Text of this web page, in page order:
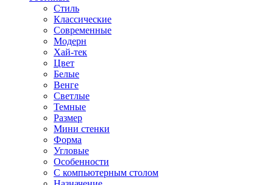
Стиль
Классические
Современные
Модерн
Хай-тек
Цвет
Белые
Венге
Светлые
Темные
Размер
Мини стенки
Форма
Угловые
Особенности
С компьютерным столом